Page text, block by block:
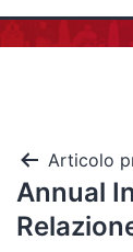
Articolo
Annual